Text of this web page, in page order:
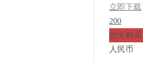
立即下载
200
您未购买
人民币